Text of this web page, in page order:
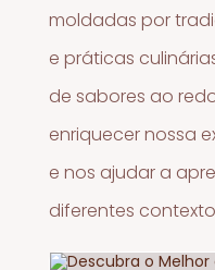
moldadas por
e práticas
de sabores ao
enriquecer nossa
e nos ajudar a
diferentes